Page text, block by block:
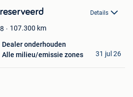
Details
107.300 km
Dealer onderhouden
Alle milieu/emissie zones
31 jul 26